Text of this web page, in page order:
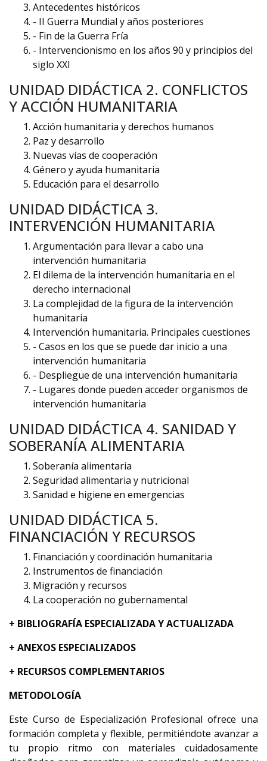
Antecedentes históricos
- II Guerra Mundial y años posteriores
- Fin de la Guerra Fría
- Intervencionismo en los años 90 y principios del
siglo XXI
UNIDAD DIDÁCTICA 2. CONFLICTOS
Y ACCIÓN HUMANITARIA
Acción humanitaria y derechos humanos
Paz y desarrollo
Nuevas vías de cooperación
Género y ayuda humanitaria
Educación para el desarrollo
UNIDAD DIDÁCTICA 3.
INTERVENCIÓN HUMANITARIA
Argumentación para llevar a cabo una
intervención humanitaria
El dilema de la intervención humanitaria en el
derecho internacional
La complejidad de la figura de la intervención
humanitaria
Intervención humanitaria. Principales cuestiones
- Casos en los que se puede dar inicio a una
intervención humanitaria
- Despliegue de una intervención humanitaria
- Lugares donde pueden acceder organismos de
intervención humanitaria
UNIDAD DIDÁCTICA 4. SANIDAD Y
SOBERANÍA ALIMENTARIA
Soberanía alimentaria
Seguridad alimentaria y nutricional
Sanidad e higiene en emergencias
UNIDAD DIDÁCTICA 5.
FINANCIACIÓN Y RECURSOS
Financiación y coordinación humanitaria
Instrumentos de financiación
Migración y recursos
La cooperación no gubernamental
+ BIBLIOGRAFÍA ESPECIALIZADA Y ACTUALIZADA
+ ANEXOS ESPECIALIZADOS
+ RECURSOS COMPLEMENTARIOS
METODOLOGÍA
Este Curso de Especialización Profesional ofrece una
formación completa y flexible, permitiéndote avanzar a
tu propio ritmo con materiales cuidadosamente